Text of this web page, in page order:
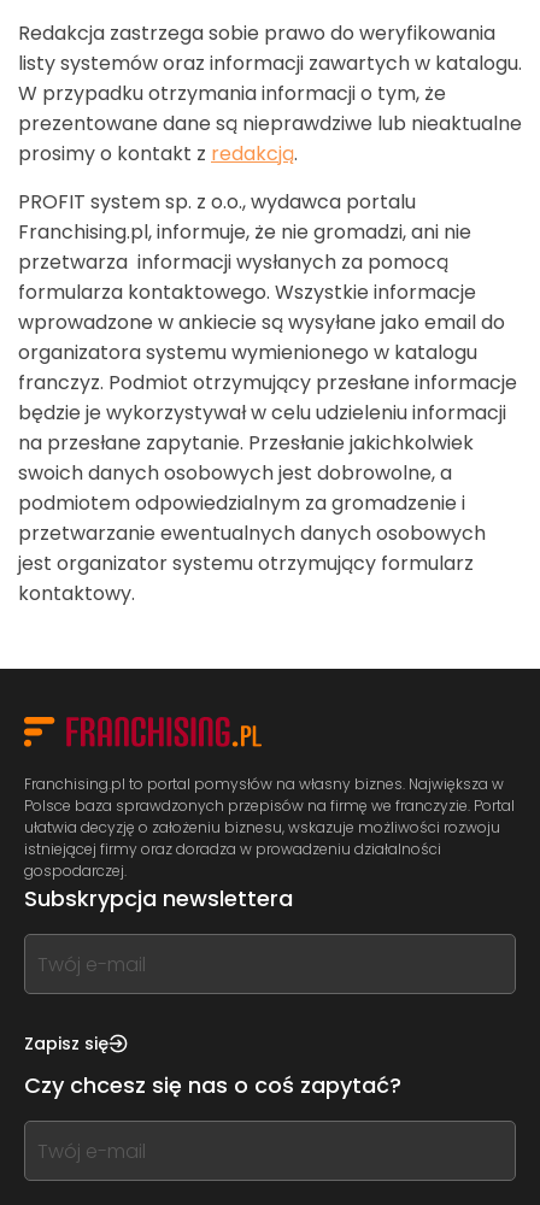
Redakcja zastrzega sobie prawo do weryfikowania
listy systemów oraz informacji zawartych w katalogu.
W przypadku otrzymania informacji o tym, że
prezentowane dane są nieprawdziwe lub nieaktualne
prosimy o kontakt z redakcją.
PROFIT system sp. z o.o., wydawca portalu
Franchising.pl, informuje, że nie gromadzi, ani nie
przetwarza informacji wysłanych za pomocą
formularza kontaktowego. Wszystkie informacje
wprowadzone w ankiecie są wysyłane jako email do
organizatora systemu wymienionego w katalogu
franczyz. Podmiot otrzymujący przesłane informacje
będzie je wykorzystywał w celu udzieleniu informacji
na przesłane zapytanie. Przesłanie jakichkolwiek
swoich danych osobowych jest dobrowolne, a
podmiotem odpowiedzialnym za gromadzenie i
przetwarzanie ewentualnych danych osobowych
jest organizator systemu otrzymujący formularz
kontaktowy.
Franchising.pl to portal pomysłów na własny biznes. Największa w
Polsce baza sprawdzonych przepisów na firmę we franczyzie. Portal
ułatwia decyzję o założeniu biznesu, wskazuje możliwości rozwoju
istniejącej firmy oraz doradza w prowadzeniu działalności
gospodarczej.
Subskrypcja newslettera
If
you
this,
this
form
field
blank
Zapisz się
Czy chcesz się nas o coś zapytać?
If
you